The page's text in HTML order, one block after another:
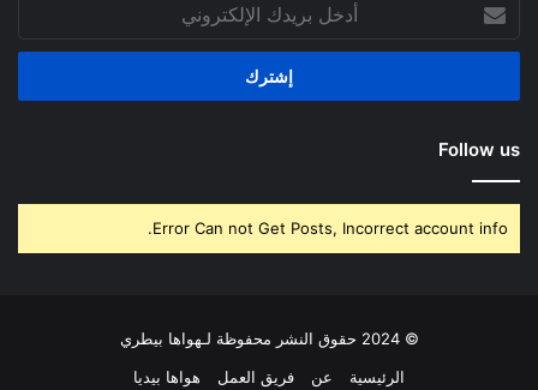
بريدك
الإلكتروني
Follow us
Error Can not Get Posts, Incorrect account info.
© 2024 حقوق النشر محفوظة لـهواها بيطري
الرئيسية
عن فريق العمل هواها بيديا